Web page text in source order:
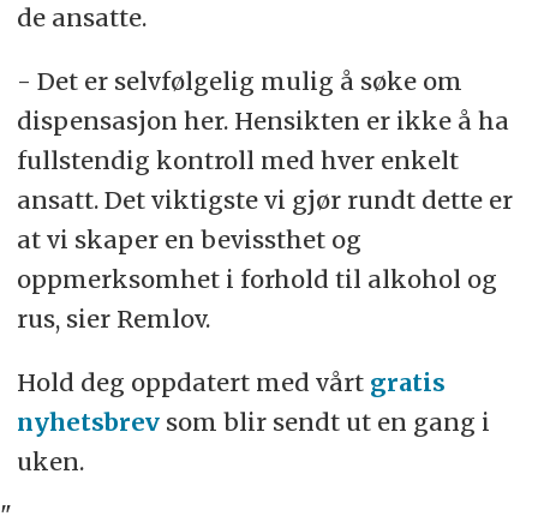
de ansatte.
- Det er selvfølgelig mulig å søke om
dispensasjon her. Hensikten er ikke å ha
fullstendig kontroll med hver enkelt
ansatt. Det viktigste vi gjør rundt dette er
at vi skaper en bevissthet og
oppmerksomhet i forhold til alkohol og
rus, sier Remlov.
Hold deg oppdatert med vårt gratis
nyhetsbrevsom blir sendt ut en gang i
uken.
"